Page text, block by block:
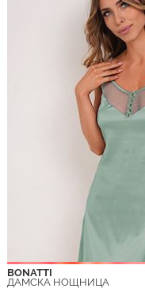
BONATTI
ДАМСКА НОЩНИЦА